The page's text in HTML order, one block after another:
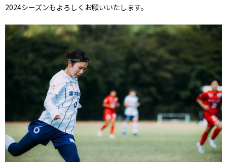
2024シーズンもよろしくお願いいたします。